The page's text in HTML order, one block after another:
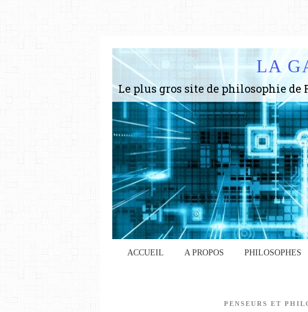
LA
ACCUEIL A PROPOS PHILOSOPHES
PENSEURS ET